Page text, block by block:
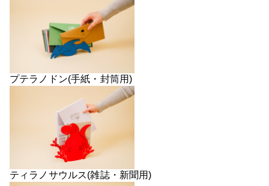
プテラノドン(手紙・封筒用)
ティラノサウルス(雑誌・新聞用)